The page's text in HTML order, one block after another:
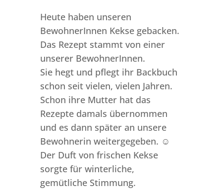
Heute haben unseren
BewohnerInnen Kekse gebacken.
Das Rezept stammt von einer
unserer BewohnerInnen.
Sie hegt und pflegt ihr Backbuch
schon seit vielen, vielen Jahren.
Schon ihre Mutter hat das
Rezepte damals übernommen
und es dann später an unsere
Bewohnerin weitergegeben. ☺️
Der Duft von frischen Kekse
sorgte für winterliche,
gemütliche Stimmung.